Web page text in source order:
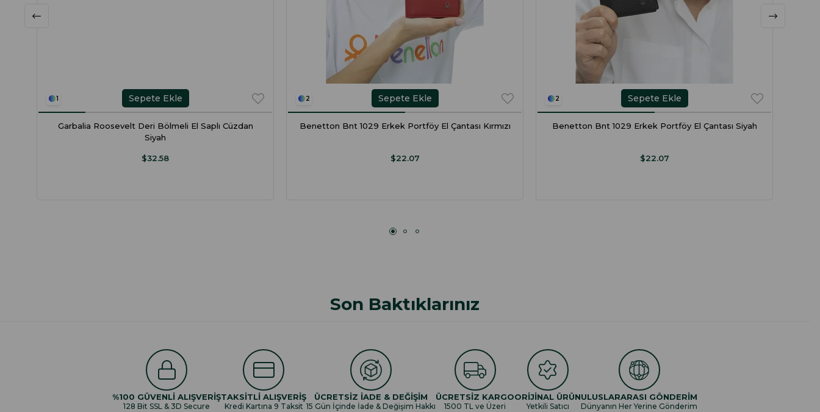
1
Garbalia Roosevelt Deri Bölmeli El Saplı Cüzdan
Siyah
$32.58
Sepete Ekle 2
Benetton Bnt 1029 Erkek Portföy El Çantası Kırmızı
$22.07
Sepete Ekle 2
Benetton Bnt 1029 Erkek Portföy El Çantası Siyah
$22.07
Sepete Ekle
Son Baktıklarınız
%100 GÜVENLİ ALIŞVERİŞ
128 Bit SSL & 3D Secure
TAKSİTLİ ALIŞVERİŞ
Kredi Kartına 9 Taksit
ÜCRETSİZ İADE & DEĞİŞİM
15 Gün İçinde İade & Değişim Hakkı
ÜCRETSİZ KARGO
1500 TL ve Üzeri
ORİJİNAL ÜRÜN
Yetkili Satıcı
ULUSLARARASI GÖNDERİM
Dünyanın Her Yerine Gönderim